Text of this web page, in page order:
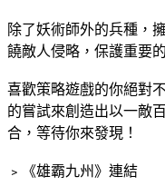
除了妖術師外的兵種，
饒敵人侵略，保護重要
喜歡策略遊戲的你絕對
的嘗試來創造出以一敵
合，等待你來發現！
﹥《雄霸九州》連結